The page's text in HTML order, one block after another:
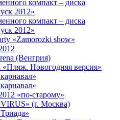
компакт – диска
2012»
компакт – диска
2012»
«Zamorozki show»
(Венгрия)
«Пляж. Новогодняя версия»
«по-старому»
(г. Москва)